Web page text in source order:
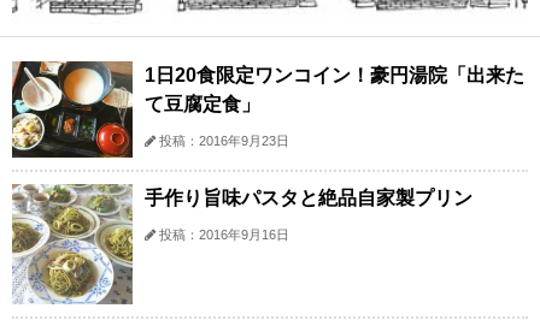
1日20食限定ワンコイン！豪円湯院「出来た
て豆腐定食」
投稿：2016年9月23日
手作り旨味パスタと絶品自家製プリン
投稿：2016年9月16日